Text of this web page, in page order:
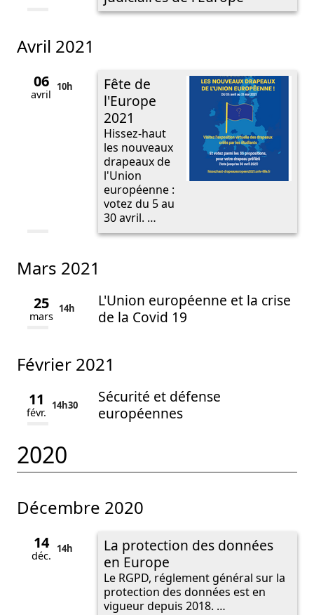
avril 2021
06
avril
10h
Fête de
l'Europe
2021
Hissez-haut
les nouveaux
drapeaux de
l'Union
européenne :
votez du 5 au
30 avril. …
mars 2021
25
mars
14h
L'Union européenne et la crise
de la Covid 19
février 2021
11
févr.
14h30
Sécurité et défense
européennes
2020
décembre 2020
14
déc.
14h
La protection des données
en Europe
Le RGPD, réglement général sur la
protection des données est en
vigueur depuis 2018. …